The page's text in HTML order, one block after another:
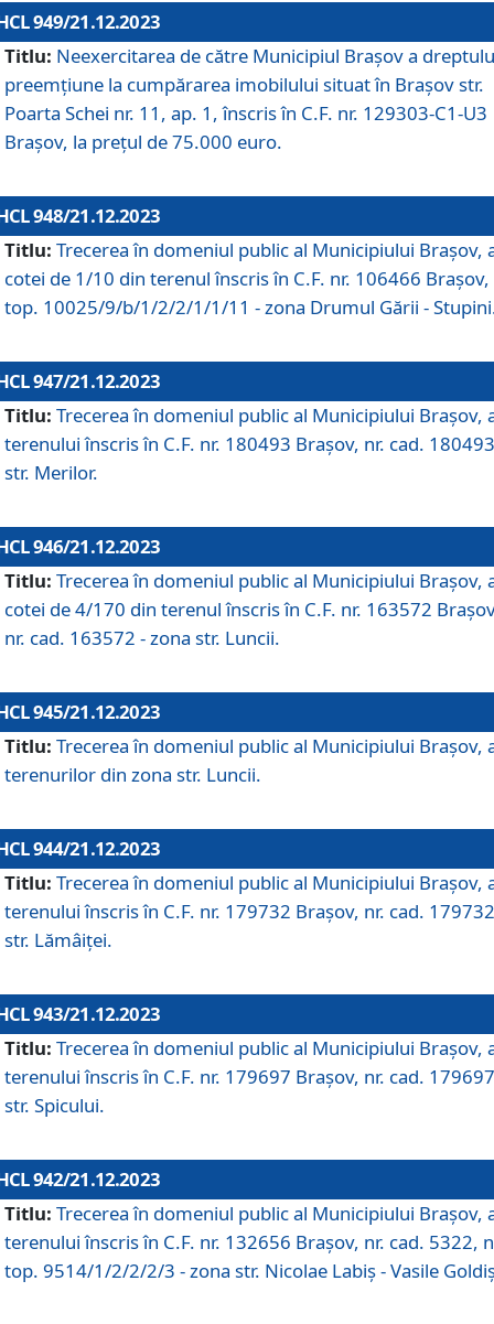
949/21.12.2023
Titlu: Neexercitarea de către Municipiul Brașov a
preemțiune la cumpărarea imobilului situat în Brașov str.
Poarta Schei nr. 11, ap. 1, înscris în C.F. nr. 129303-C1-U3
Brașov, la prețul de 75.000 euro.
948/21.12.2023
Titlu: Trecerea în domeniul public al Municipiului Braşov,
cotei de 1/10 din terenul înscris în C.F. nr. 106466 Brașov,
top. 10025/9/b/1/2/2/1/1/11 - zona Drumul Gării -
947/21.12.2023
Titlu: Trecerea în domeniul public al Municipiului Braşov,
terenului înscris în C.F. nr. 180493 Brașov, nr. cad.
str. Merilor.
946/21.12.2023
Titlu: Trecerea în domeniul public al Municipiului Braşov,
cotei de 4/170 din terenul înscris în C.F. nr. 163572
nr. cad. 163572 - zona str. Luncii.
945/21.12.2023
Titlu: Trecerea în domeniul public al Municipiului Braşov,
terenurilor din zona str. Luncii.
944/21.12.2023
Titlu: Trecerea în domeniul public al Municipiului Braşov,
terenului înscris în C.F. nr. 179732 Brașov, nr. cad.
str. Lămâiței.
943/21.12.2023
Titlu: Trecerea în domeniul public al Municipiului Braşov,
terenului înscris în C.F. nr. 179697 Brașov, nr. cad.
str. Spicului.
942/21.12.2023
Titlu: Trecerea în domeniul public al Municipiului Braşov,
terenului înscris în C.F. nr. 132656 Brașov, nr. cad. 5322,
top. 9514/1/2/2/2/3 - zona str. Nicolae Labiș - Vasile